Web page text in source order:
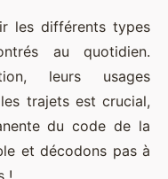
les différents types
au quotidien.
leurs usages
trajets est crucial,
du code de la
et décodons pas à